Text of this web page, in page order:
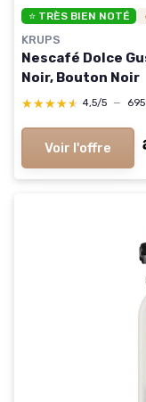
⭐ TRÈS BIEN NOTÉ
KRUPS
Nescafé Dolce
Noir, Bouton Noir
★★★★★
★★★★★ 4,5/5 —
Voir l'offre